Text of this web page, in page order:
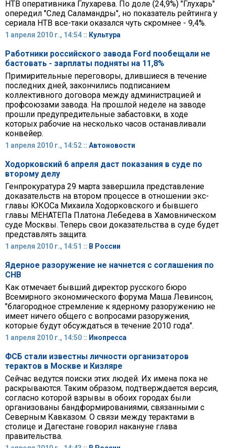
НТВ оперативника Глухарева. По доле (24,9%) "Глухарь"
опередил "След Саламандры", но показатель рейтинга у
сериала НТВ все-таки оказался чуть скромнее - 9,4%.
1 апреля 2010 г., 14:54 :: Культура
Работники российского завода Ford пообещали не
бастовать - зарплаты подняты на 11,8%
Примирительные переговоры, длившиеся в течение
последних дней, закончились подписанием
коллективного договора между администрацией и
профсоюзами завода. На прошлой неделе на заводе
прошли предупредительные забастовки, в ходе
которых рабочие на несколько часов останавливали
конвейер.
1 апреля 2010 г., 14:52 :: Автоновости
Ходорковский 6 апреля даст показания в суде по
второму делу
Генпрокуратура 29 марта завершила представление
доказательств на втором процессе в отношении экс-
главы ЮКОСа Михаила Ходорковского и бывшего
главы МЕНАТЕПа Платона Лебедева в Хамовническом
суде Москвы. Теперь свои доказательства в суде будет
представлять защита.
1 апреля 2010 г., 14:51 :: В России
Ядерное разоружение не начнется с соглашения по
СНВ
Как отмечает бывший директор русского бюро
Всемирного экономического форума Маша Левинсон,
"благородное стремление к ядерному разоружению не
имеет ничего общего с вопросами разоружения,
которые будут обсуждаться в течение 2010 года".
1 апреля 2010 г., 14:50 :: Инопресса
ФСБ стали известны личности организаторов
терактов в Москве и Кизляре
Сейчас ведутся поиски этих людей. Их имена пока не
раскрываются. Таким образом, подтверждается версия,
согласно которой взрывы в обоих городах были
организованы бандформированиями, связанными с
Северным Кавказом. О связи между терактами в
столице и Дагестане говорил накануне глава
правительства.